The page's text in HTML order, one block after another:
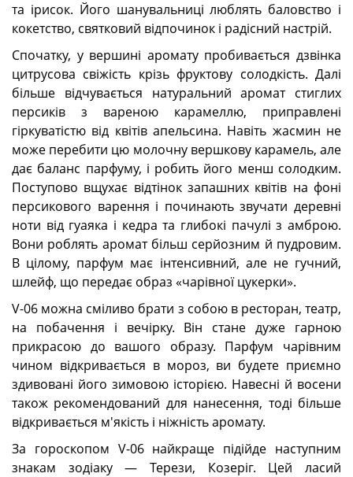
та ірисок. Його шанувальниці люблять баловство і
кокетство, святковий відпочинок і радісний настрій.
Спочатку, у вершині аромату пробивається дзвінка
цитрусова свіжість крізь фруктову солодкість. Далі
більше відчувається натуральний аромат стиглих
персиків з вареною карамеллю, приправлені
гіркуватістю від квітів апельсина. Навіть жасмин не
може перебити цю молочну вершкову карамель, але
дає баланс парфуму, і робить його менш солодким.
Поступово вщухає відтінок запашних квітів на фоні
персикового варення і починають звучати деревні
ноти від гуаяка і кедра та глибокі пачулі з амброю.
Вони роблять аромат більш серйозним й пудровим.
В цілому, парфум має інтенсивний, але не гучний,
шлейф, що передає образ «чарівної цукерки».
V-06 можна сміливо брати з собою в ресторан, театр,
на побачення і вечірку. Він стане дуже гарною
прикрасою до вашого образу. Парфум чарівним
чином відкривається в мороз, ви будете приємно
здивовані його зимовою історією. Навесні й восени
також рекомендований для нанесення, тоді більше
відкривається м'якість і ніжність аромату.
За гороскопом V-06 найкраще підійде наступним
знакам зодіаку — Терези, Козеріг. Цей ласий